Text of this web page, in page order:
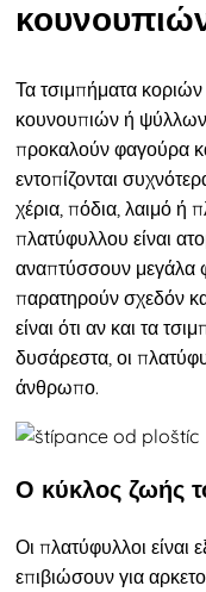
Τα τσιμπήματα
κουνουπιών ή
προκαλούν φαγούρα
εντοπίζονται
χέρια, πόδια, λαιμό ή
πλατύφυλλου είναι
αναπτύσσουν μεγάλα
παρατηρούν σχεδόν
είναι ότι αν και τα
δυσάρεστα, οι
άνθρωπο.
Ο κύκλος ζωής
Οι πλατύφυλλοι είναι
επιβιώσουν για